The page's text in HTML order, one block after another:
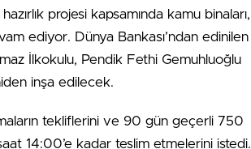
projesi kapsamında kamu binaları,
ediyor. Dünya Bankası’ndan edinilen
İlkokulu, Pendik Fethi Gemuhluoğlu
inşa edilecek.
tekliflerini ve 90 gün geçerli 750
14:00’e kadar teslim etmelerini istedi.